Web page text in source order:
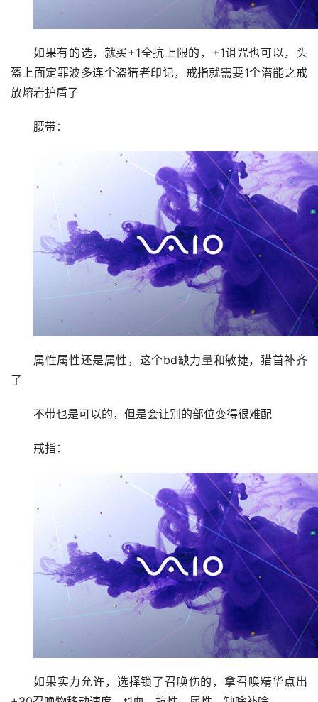
如果有的选，就买+1全抗上限的，+1诅咒也可以，头
放熔岩护盾了
属性属性还是属性，这个bd缺力量和敏捷，猎首补齐
不带也是可以的，但是会让别的部位变得很难配
戒指：